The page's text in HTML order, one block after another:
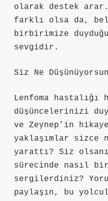
olarak destek
farklı olsa da,
birbirimize
sevgidir.
Siz Ne
Lenfoma hastalığı
düşüncelerinizi
ve Zeynep’in
yaklaşımlar
yarattı? Siz
sürecinde nasıl bir
sergilerdiniz?
paylaşın, bu